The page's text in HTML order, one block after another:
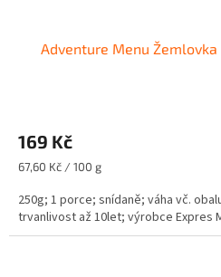
Adventure Menu
169 Kč
Měrná
67,60 Kč / 100 g
250g; 1 porce; snídaně; váha vč.
trvanlivost až 10let; výrobce Expres